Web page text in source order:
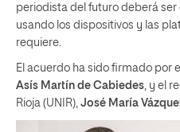
periodista del futuro deberá
usando los dispositivos y las
requiere.
El acuerdo ha sido firmado por
Asís Martín de Cabiedes, y el
Rioja (UNIR), José María